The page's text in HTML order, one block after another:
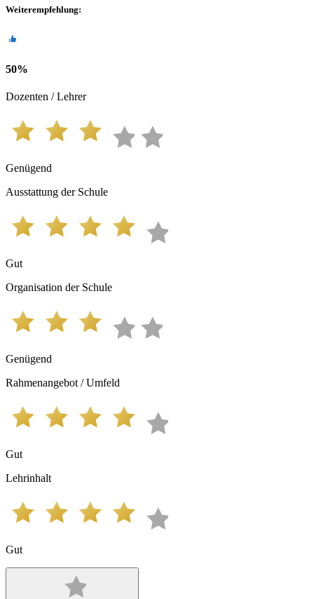
Weiterempfehlung:
50%
Dozenten / Lehrer
Genügend
Ausstattung der Schule
Gut
Organisation der Schule
Genügend
Rahmenangebot / Umfeld
Gut
Lehrinhalt
Gut